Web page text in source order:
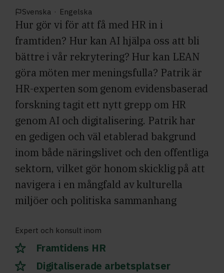
Svenska · Engelska
Hur gör vi för att få med HR in i
framtiden? Hur kan AI hjälpa oss att bli
bättre i vår rekrytering? Hur kan LEAN
göra möten mer meningsfulla? Patrik är
HR-experten som genom evidensbaserad
forskning tagit ett nytt grepp om HR
genom AI och digitalisering. Patrik har
en gedigen och väl etablerad bakgrund
inom både näringslivet och den offentliga
sektorn, vilket gör honom skicklig på att
navigera i en mångfald av kulturella
miljöer och politiska sammanhang
Expert och konsult inom
Framtidens HR
Digitaliserade arbetsplatser